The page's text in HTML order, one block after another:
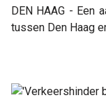
DEN HAAG - Een
tussen Den Haag